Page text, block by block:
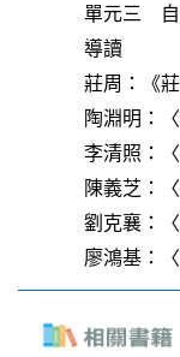
單元三 自
導讀
莊周：《
陶淵明：
李清照：
陳義芝：
劉克襄：
廖鴻基：〈